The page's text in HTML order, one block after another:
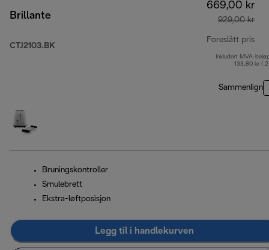
Brillante
CTJ2103.BK
669,00 kr
929,00 kr
Foreslått pris
Inkludert MVA-
133,80 kr (
Sammenlign
Bruningskontroller
Smulebrett
Ekstra-løftposisjon
Legg til i handlekurven